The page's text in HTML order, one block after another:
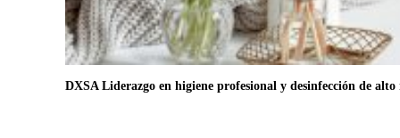
DXSA Liderazgo en higiene profesional y desinfección de